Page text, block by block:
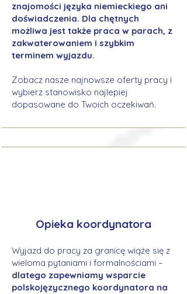
znajomości języka niemieckiego ani
doświadczenia. Dla chętnych
możliwa jest także praca w parach, z
zakwaterowaniem i szybkim
terminem wyjazdu.
Zobacz nasze najnowsze oferty pracy i
wybierz stanowisko najlepiej
dopasowane do Twoich oczekiwań.
Opieka koordynatora
Wyjazd do pracy za granicę wiąże się z
wieloma pytaniami i formalnościami –
dlatego zapewniamy wsparcie
polskojęzycznego koordynatora na